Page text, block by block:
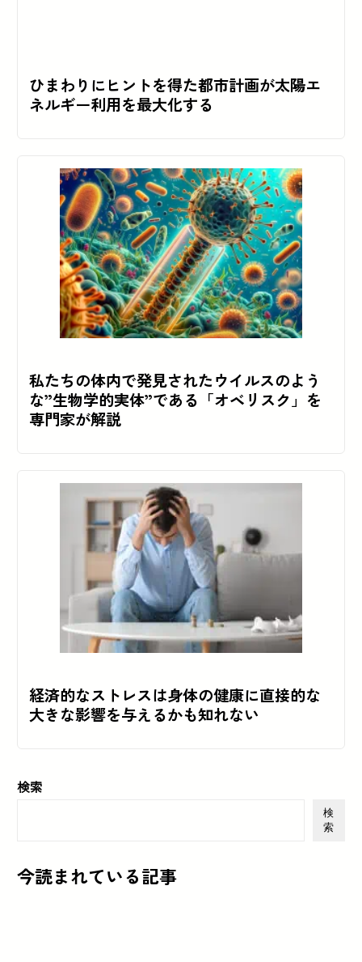
ひまわりにヒントを得た都市計画が太陽エ
ネルギー利用を最大化する
私たちの体内で発見されたウイルスのよう
な”生物学的実体”である「オベリスク」を
専門家が解説
経済的なストレスは身体の健康に直接的な
大きな影響を与えるかも知れない
検索
検
索
今読まれている記事